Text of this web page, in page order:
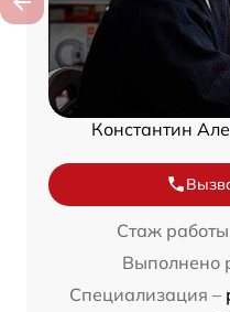
Константин
Стаж
Выполнено
Специализация –